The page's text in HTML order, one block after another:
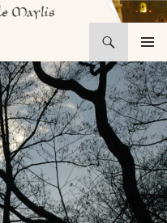
MENU